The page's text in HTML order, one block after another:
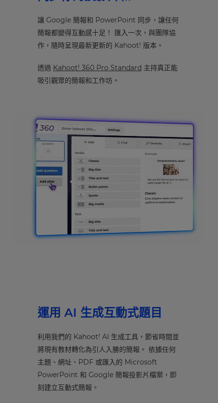
讓 Google 簡報和 PowerPoint 同步，讓任何
簡報都變得互動感十足！ 匯入一次，與團隊協
作，隨時呈現最新更新的 Kahoot! 版本。
透過 Kahoot! 360 Pro Standard 主持真正能
吸引觀眾的簡報和工作坊。
運用 AI 生成互動式題目
利用我們的 Kahoot! AI 生成工具，節省時間並
將現有教材轉化為引人入勝的簡報。 依據任何
主題、網址、PDF 或匯入的 Microsoft
PowerPoint 和 Google 簡報投影片檔案，即
刻建立互動式簡報。